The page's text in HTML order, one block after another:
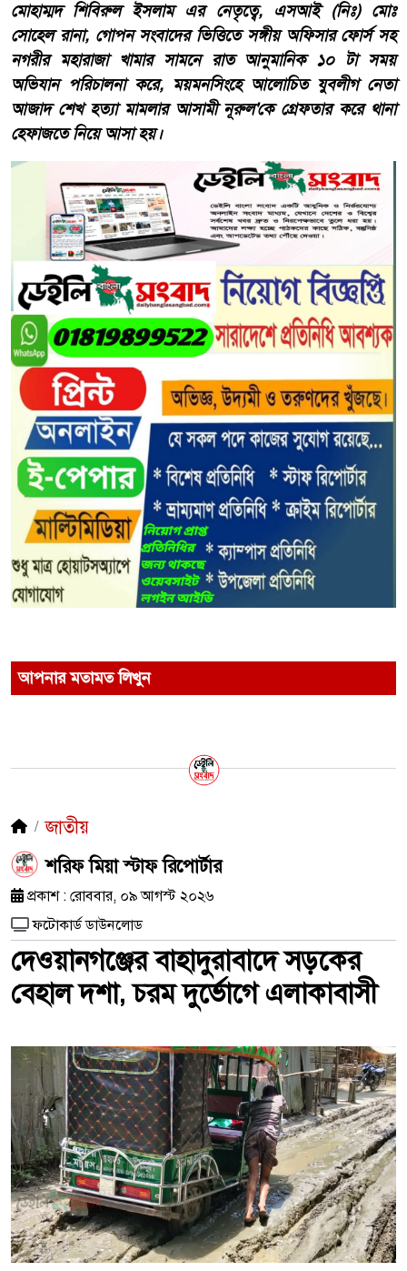
মোহাম্মদ শিবিরুল ইসলাম এর নেতৃত্বে, এসআই (নিঃ) মোঃ
সোহেল রানা, গোপন সংবাদের ভিত্তিতে সঙ্গীয় অফিসার ফোর্স সহ
নগরীর মহারাজা খামার সামনে রাত আনুমানিক ১০ টা সময়
অভিযান পরিচালনা করে, ময়মনসিংহে আলোচিত যুবলীগ নেতা
আজাদ শেখ হত্যা মামলার আসামী নূরুল'কে গ্রেফতার করে থানা
হেফাজতে নিয়ে আসা হয়।
আপনার মতামত লিখুন
জাতীয়
শরিফ মিয়া স্টাফ রিপোর্টার
প্রকাশ : রোববার, ০৯ আগস্ট ২০২৬
ফটোকার্ড ডাউনলোড
দেওয়ানগঞ্জের বাহাদুরাবাদে সড়কের
বেহাল দশা, চরম দুর্ভোগে এলাকাবাসী